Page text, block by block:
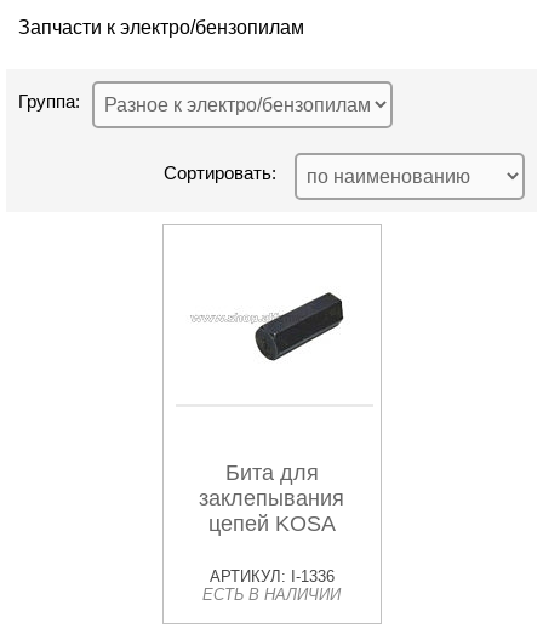
Запчасти к электро/бензопилам
Группа:
Сортировать:
Бита для
заклепывания
цепей KOSA
АРТИКУЛ: I-1336
ЕСТЬ В НАЛИЧИИ